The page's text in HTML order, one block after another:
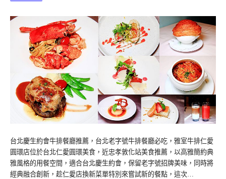
台北慶生約會牛排餐廳推薦，台北老字號牛排餐廳必吃，雅室牛排仁愛
圓環店位於台北仁愛圓環美食，近忠孝敦化站美食推薦，以高雅簡約典
雅風格的用餐空間，適合台北慶生約會，保留老字號招牌美味，同時將
經典融合創新，趁仁愛店換新菜單特別來嘗試新的餐點，這次…